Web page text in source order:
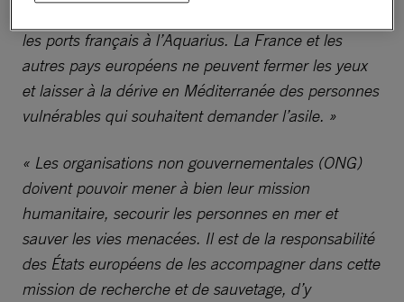
les ports français à l’Aquarius. La France et les
autres pays européens ne peuvent fermer les yeux
et laisser à la dérive en Méditerranée des personnes
vulnérables qui souhaitent demander l’asile. »
« Les organisations non gouvernementales (ONG)
doivent pouvoir mener à bien leur mission
humanitaire, secourir les personnes en mer et
sauver les vies menacées. Il est de la responsabilité
des États européens de les accompagner dans cette
mission de recherche et de sauvetage, d’y